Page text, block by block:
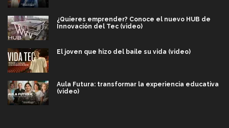
¿Quieres emprender? Conoce el nuevo HUB de
Innovación del Tec (video)
El joven que hizo del baile su vida (video)
Aula Futura: transformar la experiencia educativa
(video)